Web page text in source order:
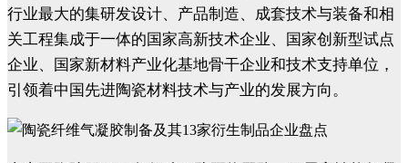
行业最大的集研发设计、产品制造、成套技术与装备和相
关工程集成于一体的国家高新技术企业、国家创新型试点
企业、国家新材料产业化基地骨干企业和技术支持单位，
引领着中国先进陶瓷材料技术与产业的发展方向。